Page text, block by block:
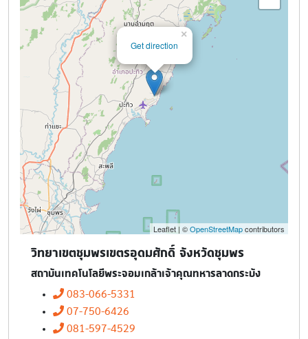
Get direction
×
Leaflet | ©OpenStreetMapcontributors
วิทยาเขตชุมพรเขตรอุดมศักดิ์ จังหวัดชุมพร
สถาบันเทคโนโลยีพระจอมเกล้าเจ้าคุณทหารลาดกระบัง
083-066-5331
07-750-6426
081-597-4529